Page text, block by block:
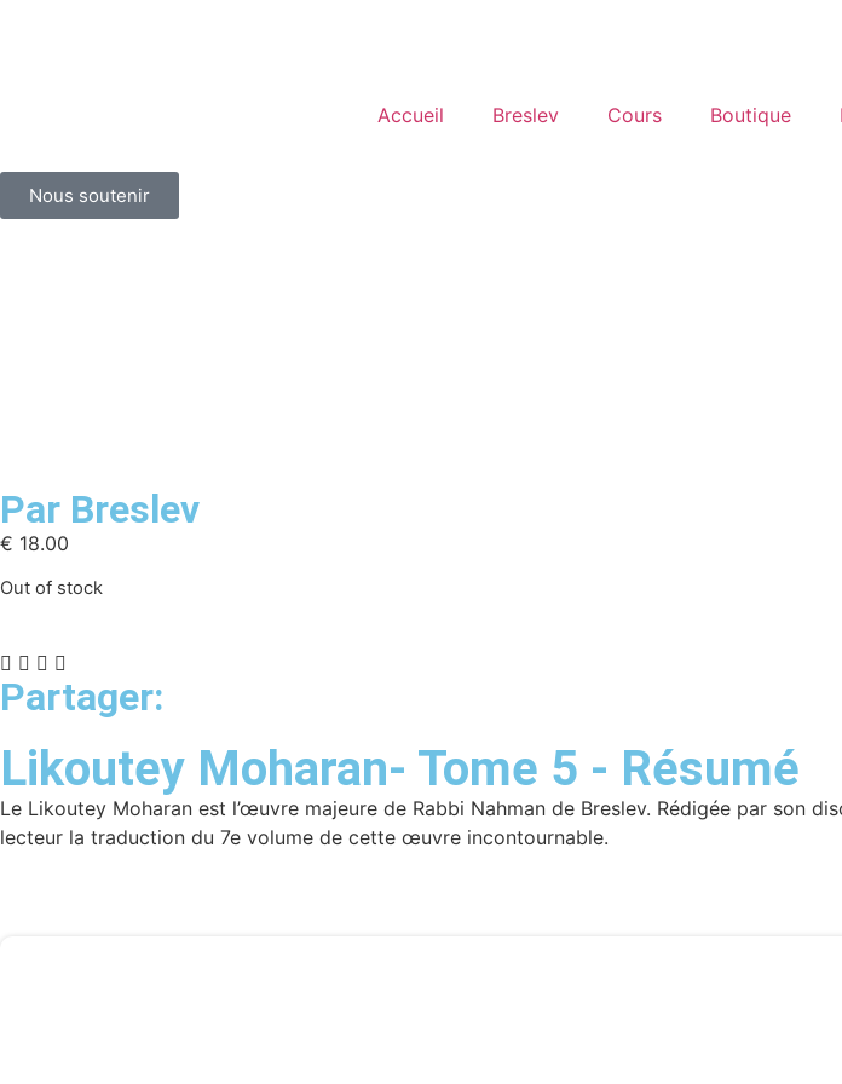
Accueil Breslev Cours Boutique
Nous soutenir
Par Breslev
€ 18.00
Out of stock
Partager:
Likoutey Moharan- Tome 5 - Résumé
Le Likoutey Moharan est l’œuvre majeure de Rabbi Nahman de Breslev. Rédigée par son
lecteur la traduction du 7e volume de cette œuvre incontournable.